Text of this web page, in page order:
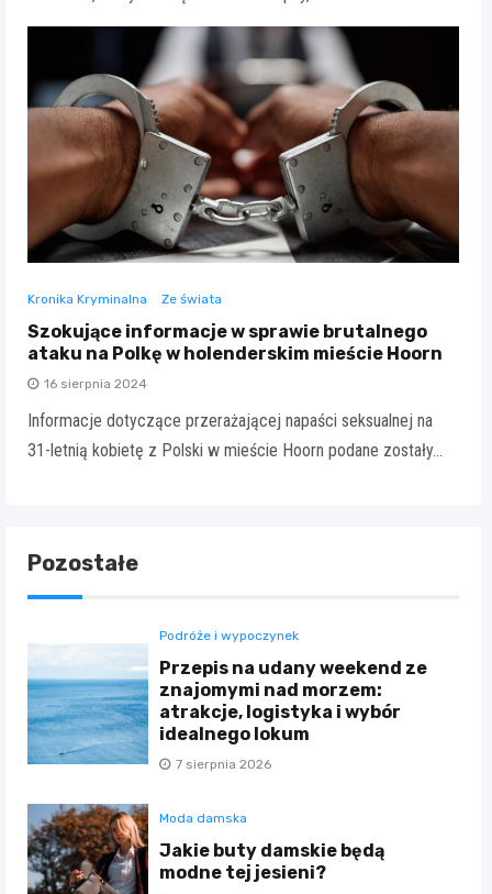
Kronika Kryminalna Ze świata
Szokujące informacje w sprawie brutalnego
ataku na Polkę w holenderskim mieście Hoorn
16 sierpnia 2024
Informacje dotyczące przerażającej napaści seksualnej na
31-letnią kobietę z Polski w mieście Hoorn podane zostały…
Pozostałe
Podróże i wypoczynek
Przepis na udany weekend ze
znajomymi nad morzem:
atrakcje, logistyka i wybór
idealnego lokum
7 sierpnia 2026
Moda damska
Jakie buty damskie będą
modne tej jesieni?